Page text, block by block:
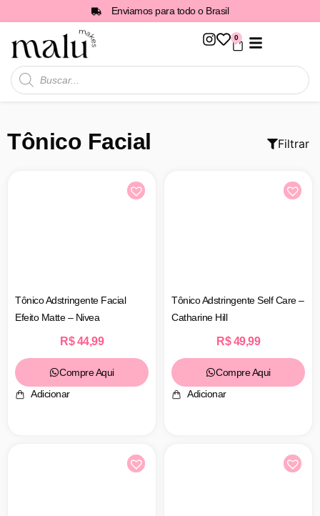
Enviamos para todo o Brasil
0
Tônico Facial Filtrar
Tônico Adstringente Facial
Efeito Matte – Nivea
R$44,99
Compre Aqui
Adicionar
Tônico Adstringente Self Care –
Catharine Hill
R$49,99
Compre Aqui
Adicionar